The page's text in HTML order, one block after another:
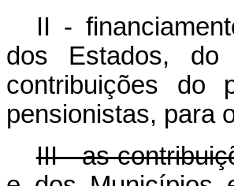
II -
dos Estados,
contribuições do
pensionistas, para
III - as